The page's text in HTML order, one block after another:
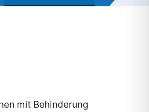
mit Behinderung